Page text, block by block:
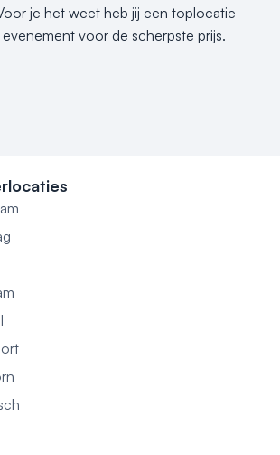
je het weet heb jij een toplocatie
voor de scherpste prijs.